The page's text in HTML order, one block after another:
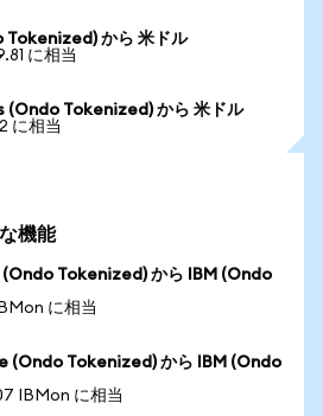
から 米ドル
に相当
(Ondo Tokenized) から 米ドル
に相当
機能
Tokenized) から IBM (Ondo
に相当
(Ondo Tokenized) から IBM (Ondo
IBMon に相当